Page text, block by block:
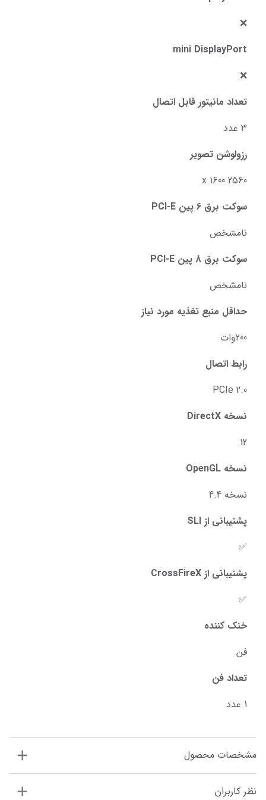
❌
mini DisplayPort
❌
تعداد مانیتور قابل اتصال
3 عدد
رزولوشن تصویر
2560 x 1600
سوکت برق 6 پین PCI-E
نامشخص
سوکت برق 8 پین PCI-E
نامشخص
حداقل منبع تغذیه مورد نیاز
200وات
رابط اتصال
PCIe 2.0
نسخه DirectX
12
نسخه OpenGL
نسخه 4.4
پشتیبانی از SLI
✅
پشتیبانی از CrossFireX
✅
خنک‌ کننده
فن
تعداد فن
1 عدد
مشخصات محصول
نظر کاربران